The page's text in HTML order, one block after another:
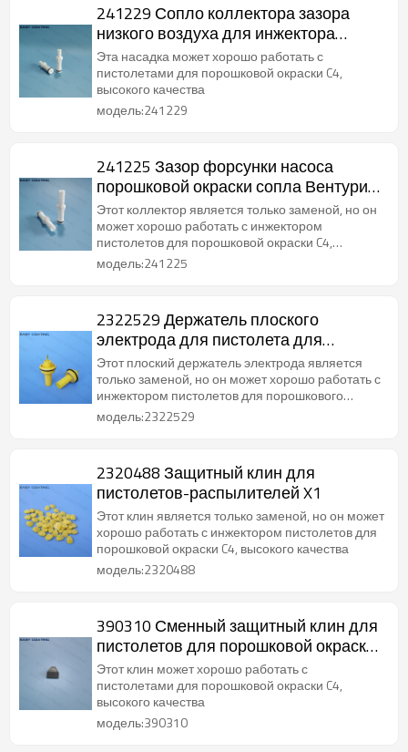
241229 Сопло коллектора зазора
низкого воздуха для инжектора
порошка Hicoat
Эта насадка может хорошо работать с
пистолетами для порошковой окраски C4,
высокого качества
модель:241229
241225 Зазор форсунки насоса
порошковой окраски сопла Вентури
коллектора
Этот коллектор является только заменой, но он
может хорошо работать с инжектором
пистолетов для порошковой окраски C4,
высокого качества
модель:241225
2322529 Держатель плоского
электрода для пистолета для
порошковой окраски X1
Этот плоский держатель электрода является
только заменой, но он может хорошо работать с
инжектором пистолетов для порошкового
покрытия C4, высокого качества
модель:2322529
2320488 Защитный клин для
пистолетов-распылителей X1
Этот клин является только заменой, но он может
хорошо работать с инжектором пистолетов для
порошковой окраски C4, высокого качества
модель:2320488
390310 Сменный защитный клин для
пистолетов для порошковой окраски
C4
Этот клин может хорошо работать с
пистолетами для порошковой окраски C4,
высокого качества
модель:390310